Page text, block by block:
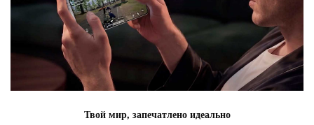
Твой мир, запечатлено идеально